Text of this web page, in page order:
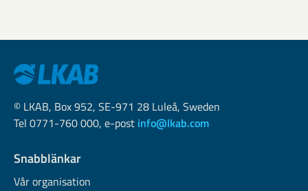
© LKAB, Box 952, SE-971 28 Luleå, Sweden
Tel 0771-760 000, e-post info@lkab.com
Snabblänkar
Vår organisation